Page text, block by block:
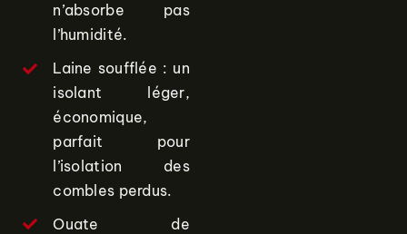
n’absorbe pas
l’humidité.
Laine soufflée : un
isolant léger,
économique,
parfait pour
l’isolation des
combles perdus.
Ouate de